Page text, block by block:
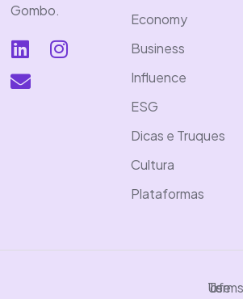
Gombo.
Economy
Business
Influence
ESG
Dicas e Truques
Cultura
Plataformas
Terms of Use